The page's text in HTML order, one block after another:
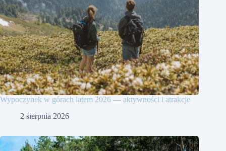
Wypoczynek w górach latem 2026 — aktywności i atrakcje
2 sierpnia 2026